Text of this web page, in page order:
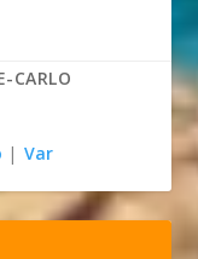
CARLO
| Var